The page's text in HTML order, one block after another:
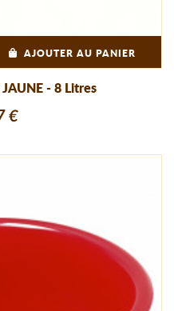
AJOUTER AU PANIER
- 8 Litres
€